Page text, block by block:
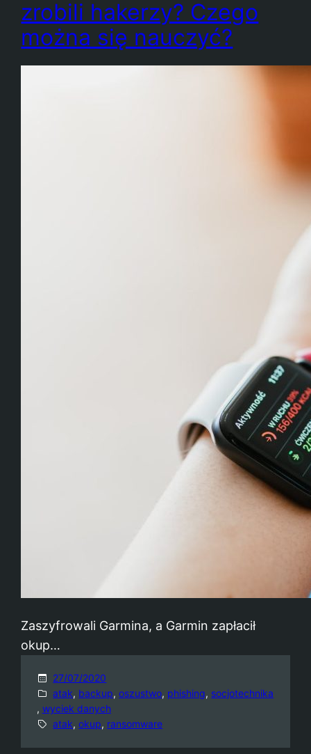
zrobili hakerzy? Czego
można się nauczyć?
Zaszyfrowali Garmina, a Garmin zapłacił
okup…
27/07/2020
atak, backup, oszustwo, phishing, socjotechnika
, wyciek danych
atak, okup, ransomware